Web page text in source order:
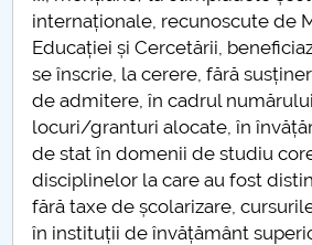
internaționale, recunoscute de
Educației și Cercetării,
se înscrie, la cerere, fără
de admitere, în cadrul
locuri/granturi alocate, în
de stat în domenii de studiu
disciplinelor la care au fost
fără taxe de școlarizare,
în instituții de învățământ